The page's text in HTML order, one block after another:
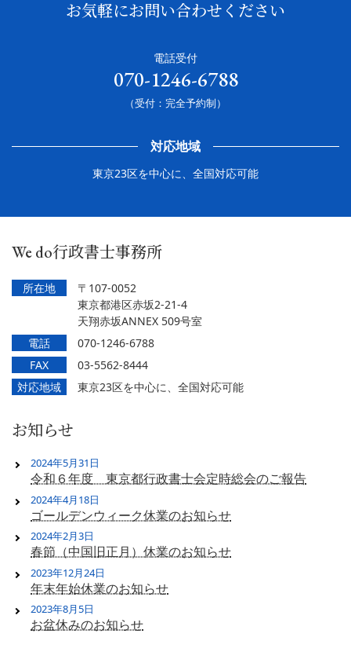
お気軽にお問い合わせください
電話受付
070-1246-6788
（受付：完全予約制）
対応地域
東京23区を中心に、全国対応可能
We do行政書士事務所
所在地
〒107-0052
東京都港区赤坂2-21-4
天翔赤坂ANNEX 509号室
電話
070-1246-6788
FAX
03-5562-8444
対応地域
東京23区を中心に、全国対応可能
お知らせ
令和６年度 東京都行政書士会定時総会のご報告
2024年5月31日
ゴールデンウィーク休業のお知らせ
2024年4月18日
春節（中国旧正月）休業のお知らせ
2024年2月3日
年末年始休業のお知らせ
2023年12月24日
お盆休みのお知らせ
2023年8月5日